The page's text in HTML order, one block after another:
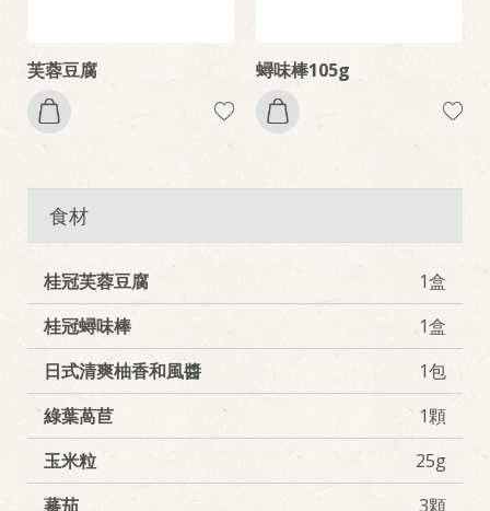
芙蓉豆腐 蟳味棒105g
食材
桂冠芙蓉豆腐
1盒
桂冠蟳味棒
1盒
日式清爽柚香和風醬
1包
綠葉萵苣
1顆
玉米粒
25g
蕃茄
3顆